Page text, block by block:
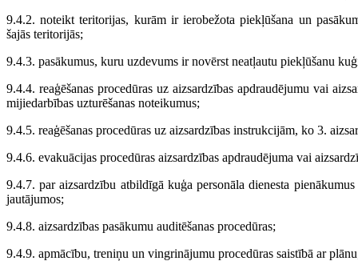
9.4.2. noteikt teritorijas, kurām ir ierobežota piekļūšana un
šajās teritorijās;
9.4.3. pasākumus, kuru uzdevums ir novērst neatļautu piekļūšanu
9.4.4. reaģēšanas procedūras uz aizsardzības apdraudējumu vai
mijiedarbības uzturēšanas noteikumus;
9.4.5. reaģēšanas procedūras uz aizsardzības instrukcijām, ko 3.
9.4.6. evakuācijas procedūras aizsardzības apdraudējuma vai
9.4.7. par aizsardzību atbildīgā kuģa personāla dienesta
jautājumos;
9.4.8. aizsardzības pasākumu auditēšanas procedūras;
9.4.9. apmācību, treniņu un vingrinājumu procedūras saistībā ar